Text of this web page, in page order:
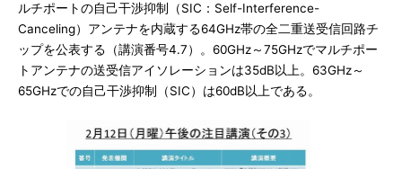
ルチポートの自己干渉抑制（SIC：Self-Interference-
Canceling）アンテナを内蔵する64GHz帯の全二重送受信回路チ
ップを公表する（講演番号4.7）。60GHz～75GHzでマルチポー
トアンテナの送受信アイソレーションは35dB以上。63GHz～
65GHzでの自己干渉抑制（SIC）は60dB以上である。